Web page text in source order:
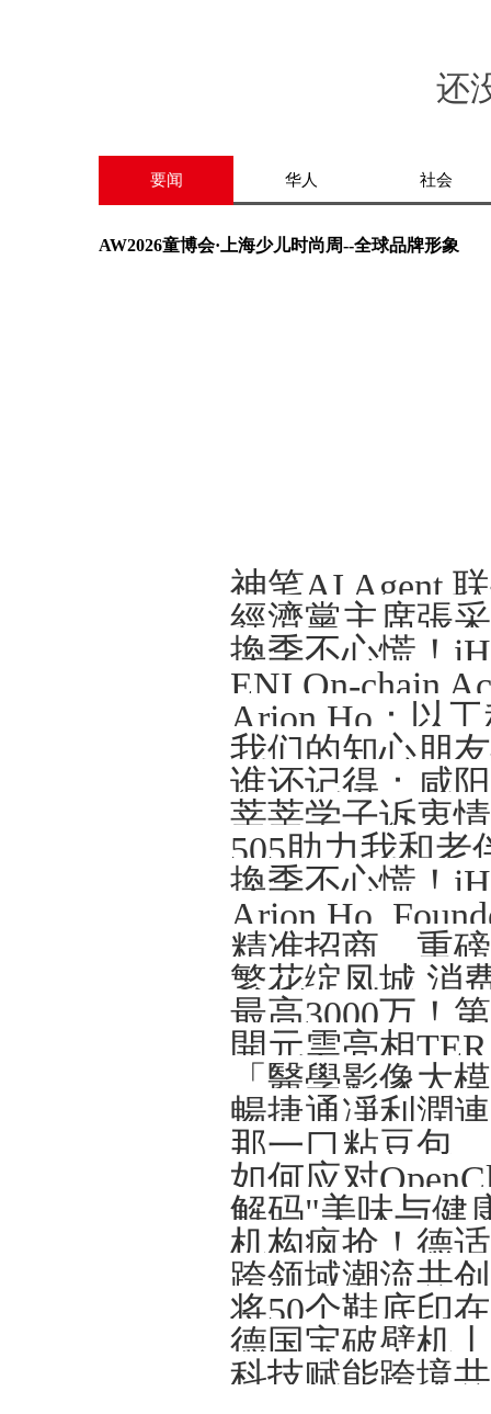
还
要闻 华人 社会
AW2026童博会·上海少儿时尚周--全球品牌形象
Arion Ho：以
我们的知心朋
谁还记得：咸
莘莘学子诉衷情
505助力我和老
精准招商、重
繁花绽凤城 消
開元雲亮相
解码"美味与健
将50个鞋底印
德国宝破壁机